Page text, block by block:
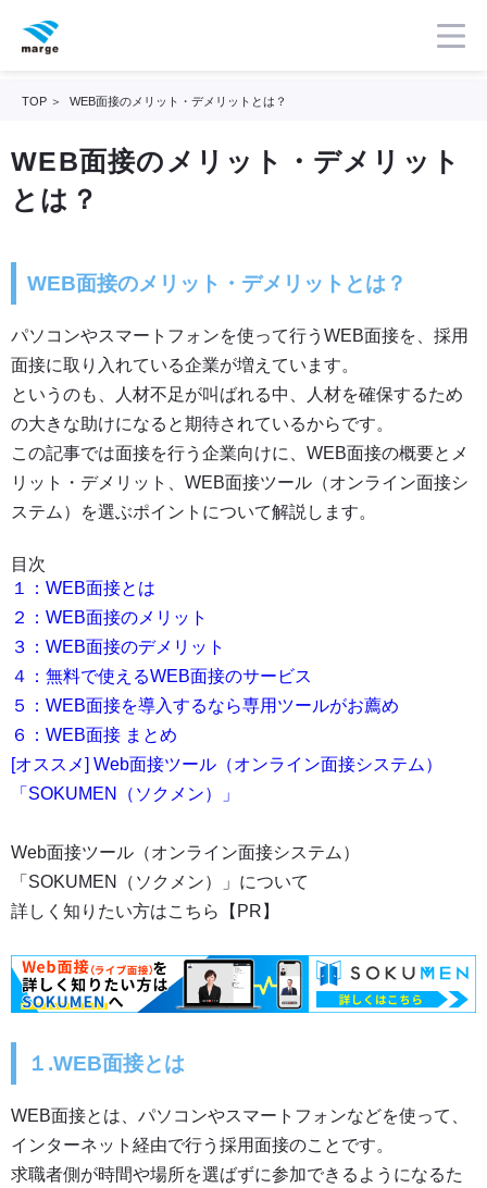
TOP WEB面接のメリット・デメリットとは？
WEB面接のメリット・デメリット
とは？
WEB面接のメリット・デメリットとは？
パソコンやスマートフォンを使って行うWEB面接を、採用
面接に取り入れている企業が増えています。
というのも、人材不足が叫ばれる中、人材を確保するため
の大きな助けになると期待されているからです。
この記事では面接を行う企業向けに、WEB面接の概要とメ
リット・デメリット、WEB面接ツール（オンライン面接シ
ステム）を選ぶポイントについて解説します。
目次
１：WEB面接とは
２：WEB面接のメリット
３：WEB面接のデメリット
４：無料で使えるWEB面接のサービス
５：WEB面接を導入するなら専用ツールがお薦め
６：WEB面接 まとめ
[オススメ] Web面接ツール（オンライン面接システム）
「SOKUMEN（ソクメン）」
Web面接ツール（オンライン面接システム）
「SOKUMEN（ソクメン）」について
詳しく知りたい方はこちら【PR】
１.WEB面接とは
WEB面接とは、パソコンやスマートフォンなどを使って、
インターネット経由で行う採用面接のことです。
求職者側が時間や場所を選ばずに参加できるようになるた